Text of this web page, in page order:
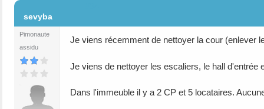
sevyba
Pimonaute
assidu
Je viens récemment de nettoyer la cour (enlever
Je viens de nettoyer les escaliers, le hall
Dans l'immeuble il y a 2 CP et 5 locataires.